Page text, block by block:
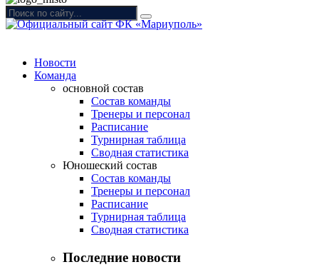
Новости
Команда
основной состав
Состав команды
Тренеры и персонал
Расписание
Турнирная таблица
Сводная статистика
Юношеский состав
Состав команды
Тренеры и персонал
Расписание
Турнирная таблица
Сводная статистика
Последние новости